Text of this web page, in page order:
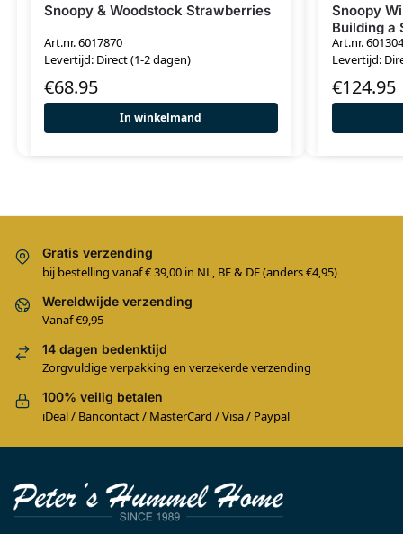
Snoopy & Woodstock Strawberries
Art.nr. 6017870
Levertijd: Direct (1-2 dagen)
€68.95
In winkelmand
Snoopy
Building a
Art.nr.
Levertijd:
€124.95
Gratis verzending
bij bestelling vanaf € 39,00 in NL, BE & DE (anders €4,95)
Wereldwijde verzending
Vanaf €9,95
14 dagen bedenktijd
Zorgvuldige verpakking en verzekerde verzending
100% veilig betalen
iDeal / Bancontact / MasterCard / Visa / Paypal